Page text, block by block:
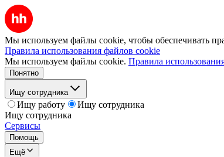
Мы используем файлы cookie, чтобы обеспечивать
Правила использования файлов cookie
Мы используем файлы cookie. Правила
Понятно
Ищу сотрудника
Ищу работу
Ищу сотрудника
Ищу сотрудника
Сервисы
Помощь
Ещё